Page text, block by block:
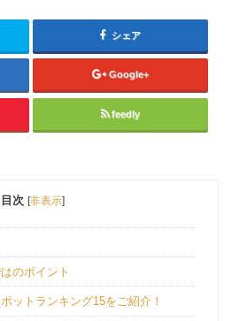
シェア
Google+
feedly
目次 [非表示]
のポイント
ットランキング15をご紹介！